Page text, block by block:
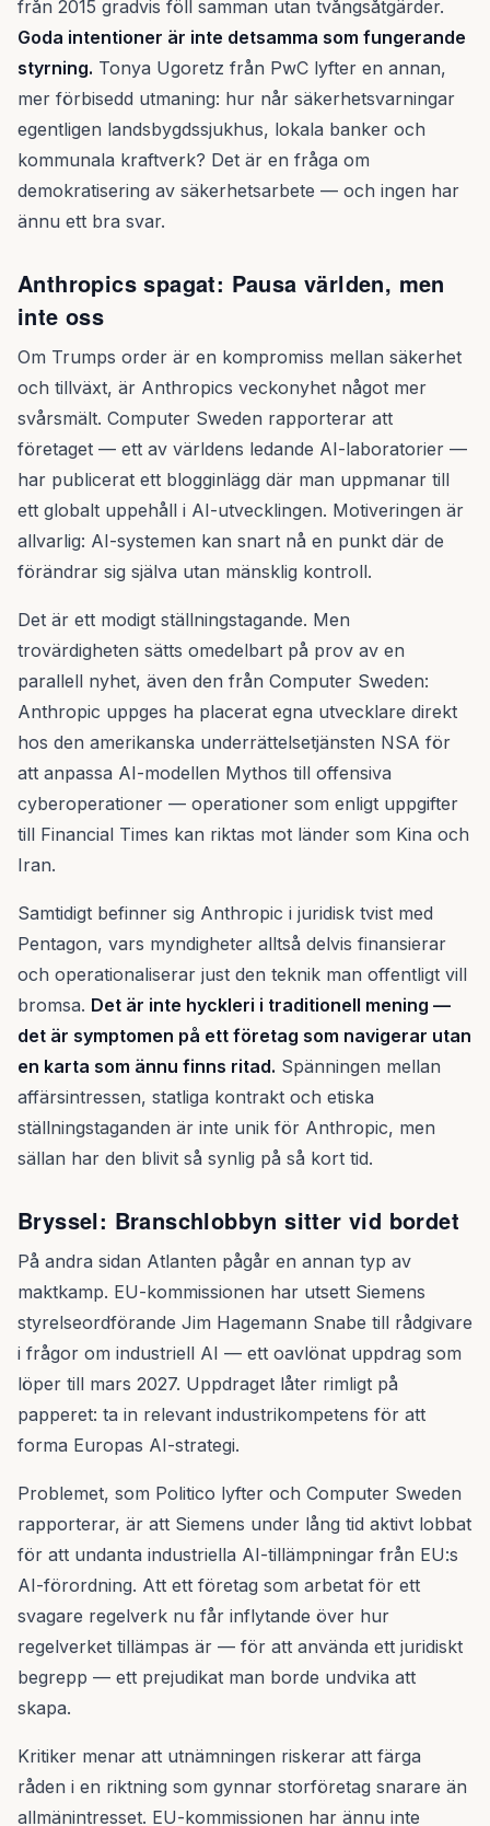
från 2015 gradvis föll samman utan tvångsåtgärder.
Goda intentioner är inte detsamma som fungerande
styrning. Tonya Ugoretz från PwC lyfter en annan,
mer förbisedd utmaning: hur når säkerhetsvarningar
egentligen landsbygdssjukhus, lokala banker och
kommunala kraftverk? Det är en fråga om
demokratisering av säkerhetsarbete — och ingen har
ännu ett bra svar.
Anthropics spagat: Pausa världen, men
inte oss
Om Trumps order är en kompromiss mellan säkerhet
och tillväxt, är Anthropics veckonyhet något mer
svårsmält. Computer Sweden rapporterar att
företaget — ett av världens ledande AI-laboratorier —
har publicerat ett blogginlägg där man uppmanar till
ett globalt uppehåll i AI-utvecklingen. Motiveringen är
allvarlig: AI-systemen kan snart nå en punkt där de
förändrar sig själva utan mänsklig kontroll.
Det är ett modigt ställningstagande. Men
trovärdigheten sätts omedelbart på prov av en
parallell nyhet, även den från Computer Sweden:
Anthropic uppges ha placerat egna utvecklare direkt
hos den amerikanska underrättelsetjänsten NSA för
att anpassa AI-modellen Mythos till offensiva
cyberoperationer — operationer som enligt uppgifter
till Financial Times kan riktas mot länder som Kina och
Iran.
Samtidigt befinner sig Anthropic i juridisk tvist med
Pentagon, vars myndigheter alltså delvis finansierar
och operationaliserar just den teknik man offentligt vill
bromsa. Det är inte hyckleri i traditionell mening —
det är symptomen på ett företag som navigerar utan
en karta som ännu finns ritad. Spänningen mellan
affärsintressen, statliga kontrakt och etiska
ställningstaganden är inte unik för Anthropic, men
sällan har den blivit så synlig på så kort tid.
Bryssel: Branschlobbyn sitter vid bordet
På andra sidan Atlanten pågår en annan typ av
maktkamp. EU-kommissionen har utsett Siemens
styrelseordförande Jim Hagemann Snabe till rådgivare
i frågor om industriell AI — ett oavlönat uppdrag som
löper till mars 2027. Uppdraget låter rimligt på
papperet: ta in relevant industrikompetens för att
forma Europas AI-strategi.
Problemet, som Politico lyfter och Computer Sweden
rapporterar, är att Siemens under lång tid aktivt lobbat
för att undanta industriella AI-tillämpningar från EU:s
AI-förordning. Att ett företag som arbetat för ett
svagare regelverk nu får inflytande över hur
regelverket tillämpas är — för att använda ett juridiskt
begrepp — ett prejudikat man borde undvika att
skapa.
Kritiker menar att utnämningen riskerar att färga
råden i en riktning som gynnar storföretag snarare än
allmänintresset. EU-kommissionen har ännu inte